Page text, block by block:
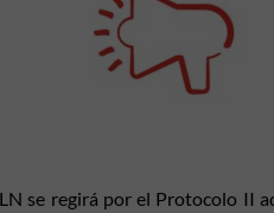
se regirá por el Protocolo II